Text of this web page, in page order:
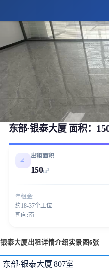
东部·银泰大厦 面积：
📐
出租面积
150m²
年租金
约18-37个工位
朝向:南
银泰大厦出租详情介绍实景图6张
东部·银泰大厦 807室